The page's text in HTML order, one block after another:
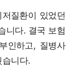
질환이 있었던
니다. 결국 보험
인하고, 질병사
니다.